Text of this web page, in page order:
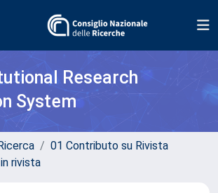
Research
System
01 Contributo su Rivista
rivista